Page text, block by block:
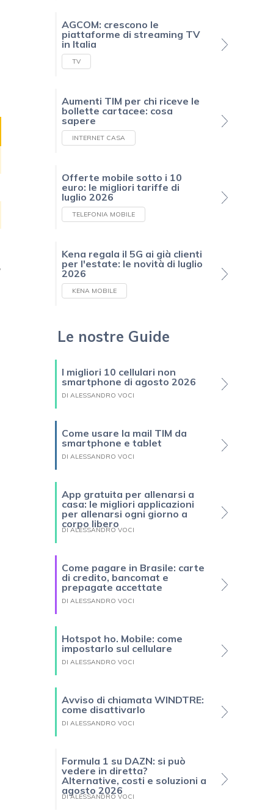
AGCOM: crescono le
piattaforme di streaming TV
in Italia
TV
Aumenti TIM per chi riceve le
bollette cartacee: cosa
sapere
INTERNET CASA
Offerte mobile sotto i 10
euro: le migliori tariffe di
luglio 2026
TELEFONIA MOBILE
Kena regala il 5G ai già clienti
per l'estate: le novità di luglio
2026
KENA MOBILE
Le nostre Guide
I migliori 10 cellulari non
smartphone di agosto 2026
DI ALESSANDRO VOCI
Come usare la mail TIM da
smartphone e tablet
DI ALESSANDRO VOCI
App gratuita per allenarsi a
casa: le migliori applicazioni
per allenarsi ogni giorno a
corpo libero
DI ALESSANDRO VOCI
Come pagare in Brasile: carte
di credito, bancomat e
prepagate accettate
DI ALESSANDRO VOCI
Hotspot ho. Mobile: come
impostarlo sul cellulare
DI ALESSANDRO VOCI
Avviso di chiamata WINDTRE:
come disattivarlo
DI ALESSANDRO VOCI
Formula 1 su DAZN: si può
vedere in diretta?
Alternative, costi e soluzioni a
agosto 2026
DI ALESSANDRO VOCI